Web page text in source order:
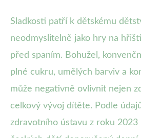
Sladkosti patří k dětskému
neodmyslitelně jako hry na
před spaním. Bohužel,
plné cukru, umělých barviv a
může negativně ovlivnit nejen
celkový vývoj dítěte. Podle
zdravotního ústavu z roku 2023